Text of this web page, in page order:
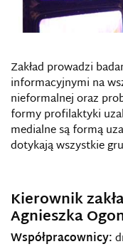
Zakład prowadzi
informacyjnymi na
nieformalnej oraz
formy profilaktyki
medialne są formą
dotykają wszystkie
Kierownik
Agnieszka
Współpracownicy: